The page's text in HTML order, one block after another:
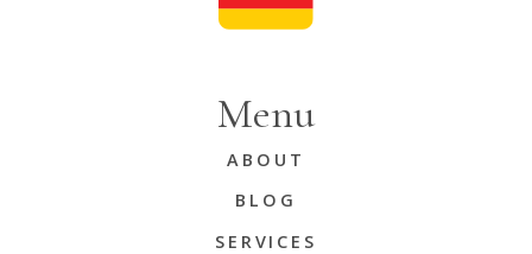
Menu
ABOUT
BLOG
SERVICES